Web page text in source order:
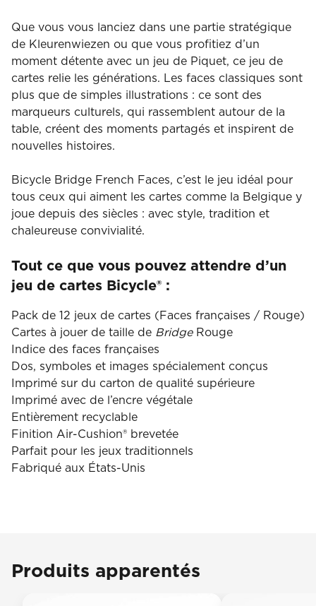
Que vous vous lanciez dans une partie stratégique
de Kleurenwiezen ou que vous profitiez d’un
moment détente avec un jeu de Piquet, ce jeu de
cartes relie les générations. Les faces classiques sont
plus que de simples illustrations : ce sont des
marqueurs culturels, qui rassemblent autour de la
table, créent des moments partagés et inspirent de
nouvelles histoires.
Bicycle Bridge French Faces, c’est le jeu idéal pour
tous ceux qui aiment les cartes comme la Belgique y
joue depuis des siècles : avec style, tradition et
chaleureuse convivialité.
Tout ce que vous pouvez attendre d’un
jeu de cartes Bicycle® :
Pack de 12 jeux de cartes (Faces françaises / Rouge)
Cartes à jouer de taille de BridgeRouge
Indice des faces françaises
Dos, symboles et images spécialement conçus
Imprimé sur du carton de qualité supérieure
Imprimé avec de l’encre végétale
Entièrement recyclable
Finition Air-Cushion® brevetée
Parfait pour les jeux traditionnels
Fabriqué aux États-Unis
Produits apparentés